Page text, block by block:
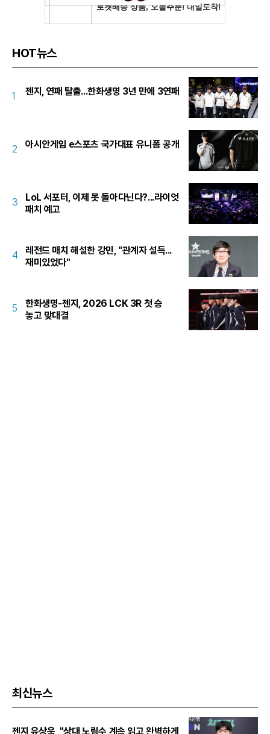
HOT뉴스
1 젠지, 연패 탈출...한화생명 3년 만에 3연패
2 아시안게임 e스포츠 국가대표 유니폼 공개
3
LoL 서포터, 이제 못 돌아다닌다?...라이엇
패치 예고
4
레전드 매치 해설한 강민, "관계자 설득...
재미있었다"
5
한화생명-젠지, 2026 LCK 3R 첫 승
놓고 맞대결
최신뉴스
젠지 유상욱, "상대 노림수 계속 읽고 완벽하게